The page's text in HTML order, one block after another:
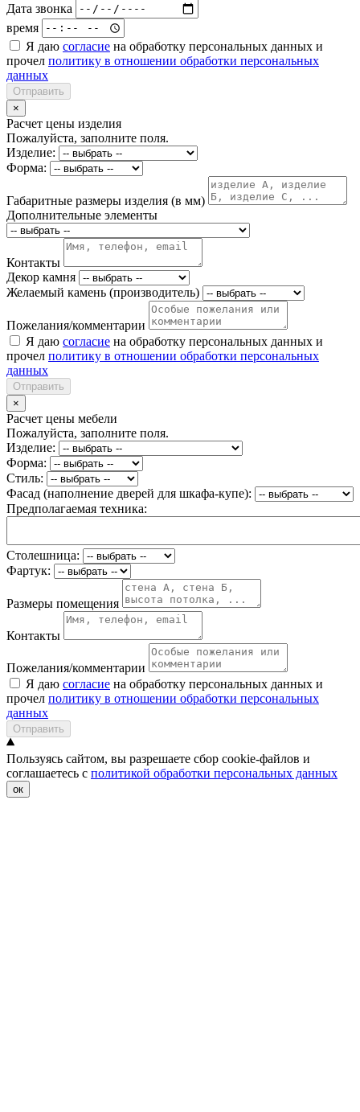
Дата звонка
время
Я даю согласие на обработку персональных данных и
прочел политику в отношении обработки персональных
данных
Отправить
×
Расчет цены изделия
Пожалуйста, заполните поля.
Изделие:
Форма:
Габаритные размеры изделия (в мм)
Дополнительные элементы
Контакты
Декор камня
Желаемый камень (производитель)
Пожелания/комментарии
Я даю согласие на обработку персональных данных и
прочел политику в отношении обработки персональных
данных
Отправить
×
Расчет цены мебели
Пожалуйста, заполните поля.
Изделие:
Форма:
Стиль:
Фасад (наполнение дверей для шкафа-купе):
Предполагаемая техника:
Столешница:
Фартук:
Размеры помещения
Контакты
Пожелания/комментарии
Я даю согласие на обработку персональных данных и
прочел политику в отношении обработки персональных
данных
Отправить
Пользуясь сайтом, вы разрешаете сбор cookie-файлов и
соглашаетесь с политикой обработки персональных данных
ок